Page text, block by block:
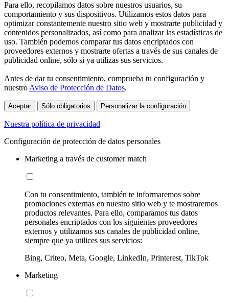
Para ello, recopilamos datos sobre nuestros usuarios, su
comportamiento y sus dispositivos. Utilizamos estos datos para
optimizar constantemente nuestro sitio web y mostrarte publicidad y
contenidos personalizados, así como para analizar las estadísticas de
uso. También podemos comparar tus datos encriptados con
proveedores externos y mostrarte ofertas a través de sus canales de
publicidad online, sólo si ya utilizas sus servicios.
Antes de dar tu consentimiento, comprueba tu configuración y
nuestro Aviso de Protección de Datos.
Aceptar Sólo obligatorios Personalizar la configuración
Nuestra política de privacidad
Configuración de protección de datos personales
Marketing a través de customer match
Con tu consentimiento, también te informaremos sobre
promociones externas en nuestro sitio web y te mostraremos
productos relevantes. Para ello, comparamos tus datos
personales encriptados con los siguientes proveedores
externos y utilizamos sus canales de publicidad online,
siempre que ya utilices sus servicios:
Bing, Criteo, Meta, Google, LinkedIn, Printerest, TikTok
Marketing